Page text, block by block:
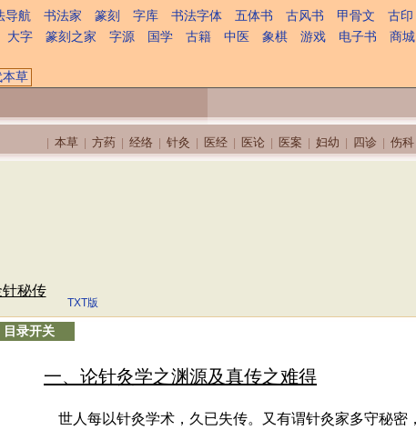
导航 书法家 篆刻 字库 书法字体 五体书 古风书 甲骨文 古印
大字 篆刻之家 字源 国学 古籍 中医 象棋 游戏 电子书 商城
本草
本草 方药 经络 针灸 医经 医论 医案 妇幼 四诊 伤科
针秘传
TXT版
目录开关